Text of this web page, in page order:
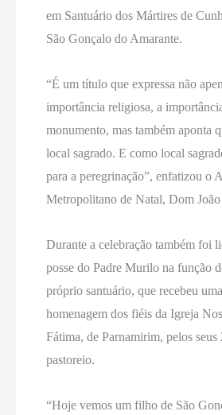
em Santuário dos Mártires de
São Gonçalo do Amarante.
“É um título que expressa não
importância religiosa, a
monumento, mas também aponta
local sagrado. E como local
para a peregrinação”, enfatizou o
Metropolitano de Natal, Dom João
Durante a celebração também foi
posse do Padre Murilo na função
próprio santuário, que recebeu
homenagem dos fiéis da Igreja
Fátima, de Parnamirim, pelos seus
pastoreio.
“Hoje vemos um filho de São